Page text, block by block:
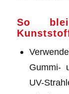
So
Gummi-
UV-